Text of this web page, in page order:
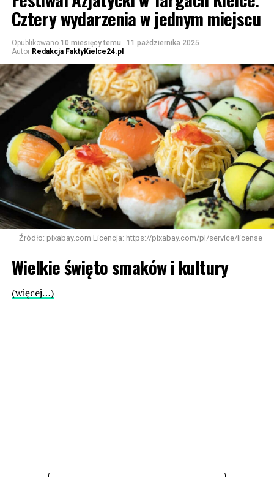
Cztery wydarzenia w jednym miejscu
Opublikowano 10 miesięcy temu - 11 października 2025
Autor Redakcja FaktyKielce24.pl
Źródło: pixabay.com Licencja: https://pixabay.com/pl/service/license
Wielkie święto smaków i kultury
(więcej…)